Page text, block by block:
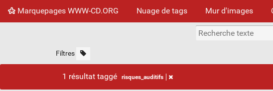
Marquepages WWW-CD.ORG Nuage de tags Mur d'images
Filtres
1 résultat taggé risques_auditifs